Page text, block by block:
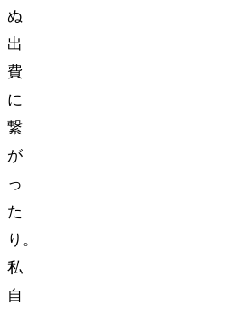
ぬ
出
費
に
繋
が
っ
た
り。
私
自